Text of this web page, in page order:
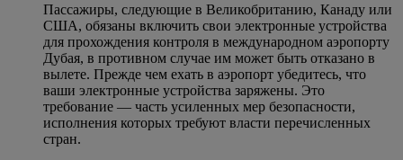
Пассажиры, следующие в Великобританию, Канаду или
США, обязаны включить свои электронные устройства
для прохождения контроля в международном аэропорту
Дубая, в противном случае им может быть отказано в
вылете. Прежде чем ехать в аэропорт убедитесь, что
ваши электронные устройства заряжены. Это
требование — часть усиленных мер безопасности,
исполнения которых требуют власти перечисленных
стран.